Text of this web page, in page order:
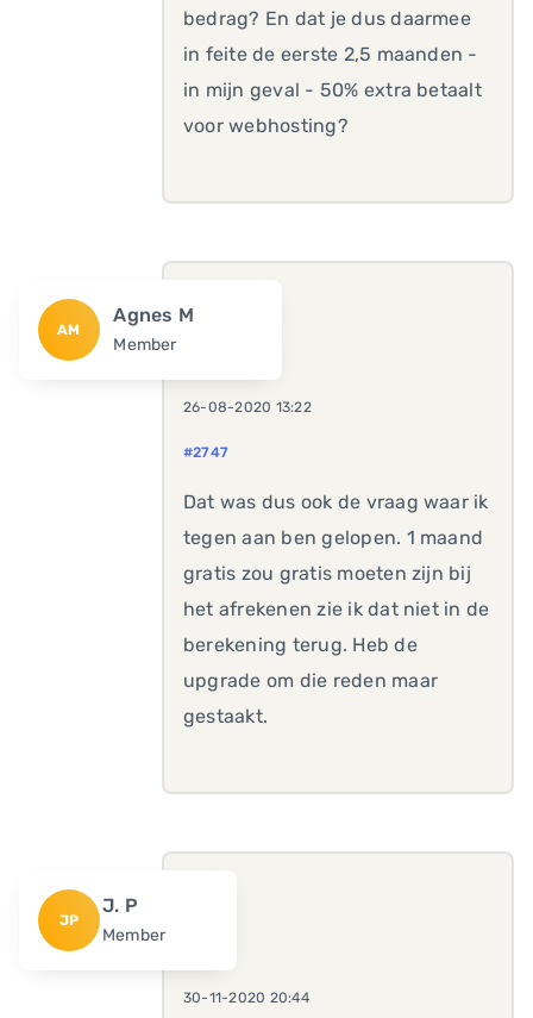
bedrag? En dat je dus daarmee
in feite de eerste 2,5 maanden -
in mijn geval - 50% extra betaalt
voor webhosting?
AM
Agnes M
Member
26-08-2020 13:22
#2747
Dat was dus ook de vraag waar ik
tegen aan ben gelopen. 1 maand
gratis zou gratis moeten zijn bij
het afrekenen zie ik dat niet in de
berekening terug. Heb de
upgrade om die reden maar
gestaakt.
JP
J. P
Member
30-11-2020 20:44